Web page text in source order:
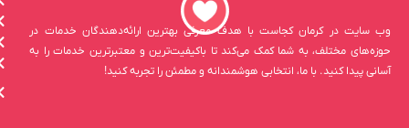
وب سایت در کرمان کجاست با هدف معرفی بهترین ارائه‌دهندگان خدمات در
حوزه‌های مختلف، به شما کمک می‌کند تا باکیفیت‌ترین و معتبرترین خدمات را به
آسانی پیدا کنید. با ما، انتخابی هوشمندانه و مطمئن را تجربه کنید!